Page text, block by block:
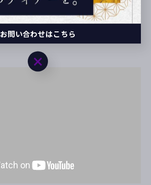
お問い合わせはこちら
お問い合わせはこちら